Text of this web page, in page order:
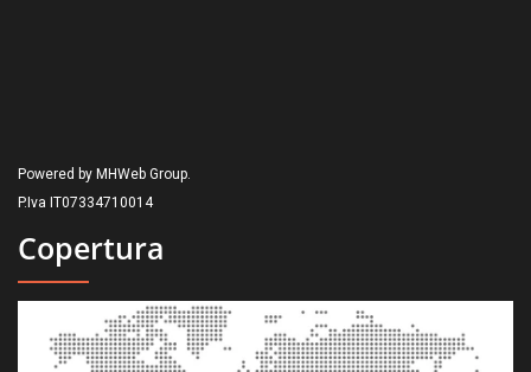
Powered by MHWeb Group.
P.Iva IT07334710014
Copertura